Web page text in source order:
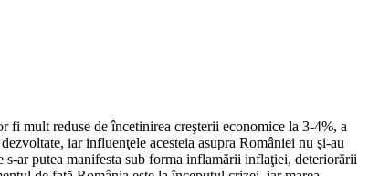
mult reduse de încetinirea creşterii economice la 3-4%, a
iar influenţele acesteia asupra României nu şi-au
ar putea manifesta sub forma inflamării inflaţiei, deteriorării